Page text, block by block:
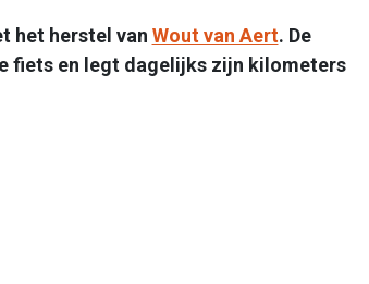
het herstel van Wout van Aert. De
fiets en legt dagelijks zijn kilometers